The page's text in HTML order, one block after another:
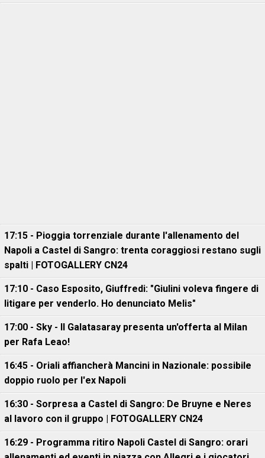
17:15 - Pioggia torrenziale durante l'allenamento del
Napoli a Castel di Sangro: trenta coraggiosi restano sugli
spalti | FOTOGALLERY CN24
17:10 - Caso Esposito, Giuffredi: "Giulini voleva fingere di
litigare per venderlo. Ho denunciato Melis"
17:00 - Sky - Il Galatasaray presenta un'offerta al Milan
per Rafa Leao!
16:45 - Oriali affiancherà Mancini in Nazionale: possibile
doppio ruolo per l'ex Napoli
16:30 - Sorpresa a Castel di Sangro: De Bruyne e Neres
al lavoro con il gruppo | FOTOGALLERY CN24
16:29 - Programma ritiro Napoli Castel di Sangro: orari